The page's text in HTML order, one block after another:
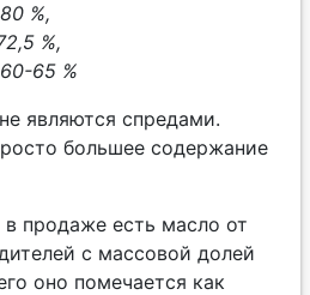
%,
%,
65 %
являются спредами.
большее содержание
продаже есть масло от
с массовой долей
оно помечается как